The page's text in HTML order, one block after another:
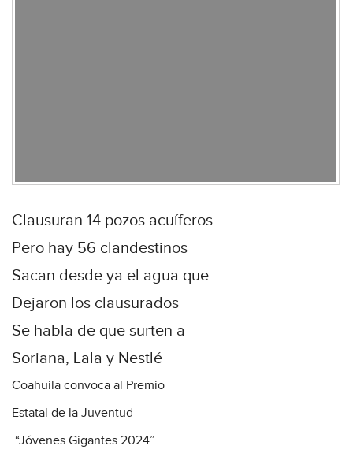
Clausuran 14 pozos acuíferos
Pero hay 56 clandestinos
Sacan desde ya el agua que
Dejaron los clausurados
Se habla de que surten a
Soriana, Lala y Nestlé
Coahuila convoca al Premio
Estatal de la Juventud
“Jóvenes Gigantes 2024”